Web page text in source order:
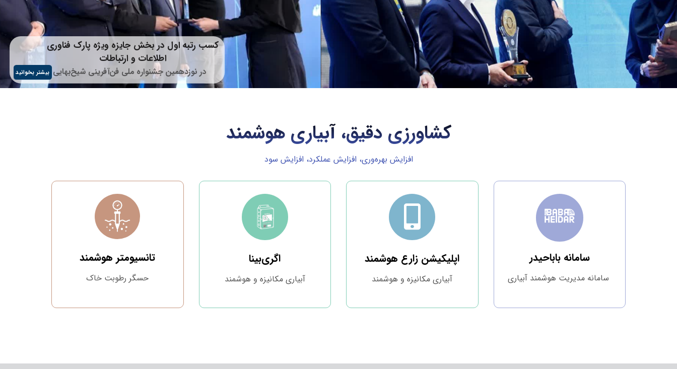
کسب رتبه اول در بخش جایزه ویژه پارک فناوری
اطلاعات و ارتباطات
بیشتر بخوانید در نوزدهمین جشنواره ملی فن‌آفرینی شیخ‌بهایی
باباحیدر
آب، سودآوری مزرعه
به سرمایه‌گذاری مجدد،
بیشتر بخوانید
کشاورزی دقیق، آبیاری هوشمند
افزایش بهره‌وری، افزایش عملکرد، افزایش سود
سامانه باباحیدر
سامانه مدیریت هوشمند آبیاری
اپلیکیشن زارع هوشمند
آبیاری مکانیزه و هوشمند
اگری‌بینا
آبیاری مکانیزه و هوشمند
تانسیومتر هوشمند
حسگر رطوبت خاک